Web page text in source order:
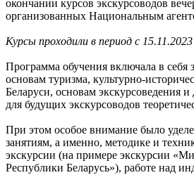
окончании курсов экскурсоводов
организованных Национальным
Курсы проходили в период с
Программа обучения включала в себя
основам туризма, культурно-
Беларуси, основам экскурсоведения
для будущих экскурсоводов
При этом особое внимание было
занятиям, а именно, методике и
экскурсии (на примере экскурсии
Республики Беларусь»), работе над